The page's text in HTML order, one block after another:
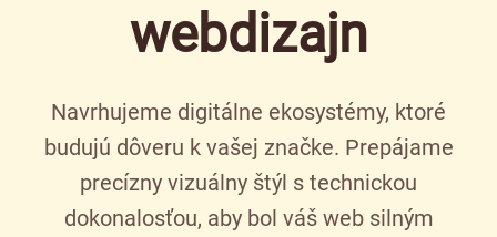
webdizajn
Navrhujeme digitálne ekosystémy, ktoré
budujú dôveru k vašej značke. Prepájame
precízny vizuálny štýl s technickou
dokonalosťou, aby bol váš web silným